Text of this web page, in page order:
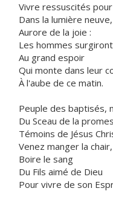
Vivre ressuscités
Dans la lumière neuve,
Aurore de la joie :
Les hommes surgiront
Au grand espoir
Qui monte dans leur
À l'aube de ce matin.
Peuple des baptisés,
Du Sceau de la
Témoins de Jésus
Venez manger la chair,
Boire le sang
Du Fils aimé de Dieu
Pour vivre de son